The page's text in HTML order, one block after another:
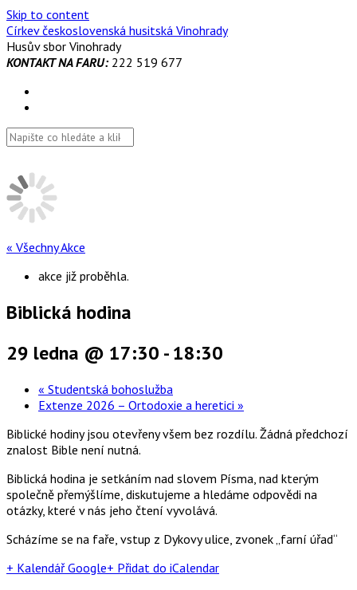
Skip to content
Církev československá husitská Vinohrady
Husův sbor Vinohrady
KONTAKT NA FARU:222 519 677
« Všechny Akce
akce již proběhla.
Biblická hodina
29 ledna @ 17:30 -18:30
« Studentská bohoslužba
Extenze 2026 – Ortodoxie a heretici »
Biblické hodiny jsou otevřeny všem bez rozdílu. Žádná předchozí
znalost Bible není nutná.
Biblická hodina je setkáním nad slovem Písma, nad kterým
společně přemýšlíme, diskutujeme a hledáme odpovědi na
otázky, které v nás jeho čtení vyvolává.
Scházíme se na faře, vstup z Dykovy ulice, zvonek „farní úřad“
+ Kalendář Google+ Přidat do iCalendar